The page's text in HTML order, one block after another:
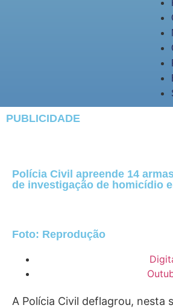
PUBLICIDADE
Polícia Civil apreende 14
de investigação de homicídio
Foto: Reprodução
A Polícia Civil deflagrou, nesta